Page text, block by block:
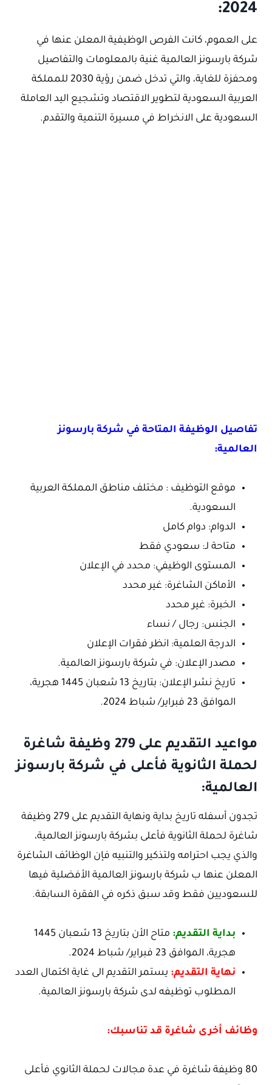
2024:
على العموم، كانت الفرص الوظيفية المعلن عنها في
شركة بارسونز العالمية غنية بالمعلومات والتفاصيل
ومحفزة للغاية، والتي تدخل ضمن رؤية 2030 للمملكة
العربية السعودية لتطوير الاقتصاد وتشجيع اليد العاملة
السعودية على الانخراط في مسيرة التنمية والتقدم.
تفاصيل الوظيفة المتاحة في شركة بارسونز
العالمية:
موقع التوظيف : مختلف مناطق المملكة العربية
السعودية.
الدوام: دوام كامل
متاحة لـ: سعودي فقط
المستوى الوظيفي: محدد في الإعلان
الأماكن الشاغرة: غير محدد
الخبرة: غير محدد
الجنس: رجال / نساء
الدرجة العلمية: انظر فقرات الإعلان
مصدر الإعلان: في شركة بارسونز العالمية.
تاريخ نشر الإعلان: بتاريخ 13 شعبان 1445 هجرية،
الموافق 23 فبراير/ شباط 2024.
مواعيد التقديم على 279 وظيفة شاغرة
لحملة الثانوية فأعلى في شركة بارسونز
العالمية:
تجدون أسفله تاريخ بداية ونهاية التقديم على 279 وظيفة
شاغرة لحملة الثانوية فأعلى بشركة بارسونز العالمية،
والذي يجب احترامه ولتذكير والتنبيه فإن الوظائف الشاغرة
المعلن عنها ب شركة بارسونز العالمية الأفضلية فيها
للسعوديين فقط وقد سبق ذكره في الفقرة السابقة.
بداية التقديم:
متاح الأن بتاريخ 13 شعبان 1445
هجرية، الموافق 23 فبراير/ شباط 2024.
نهاية التقديم: يستمر التقديم الى غاية اكتمال العدد
المطلوب توظيفه لدى شركة بارسونز العالمية.
وظائف أخرى شاغرة قد تناسبك:
80 وظيفة شاغرة في عدة مجالات لحملة الثانوي فأعلى